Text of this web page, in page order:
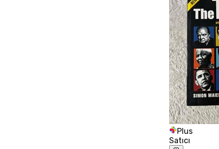
Plus
Satıcı